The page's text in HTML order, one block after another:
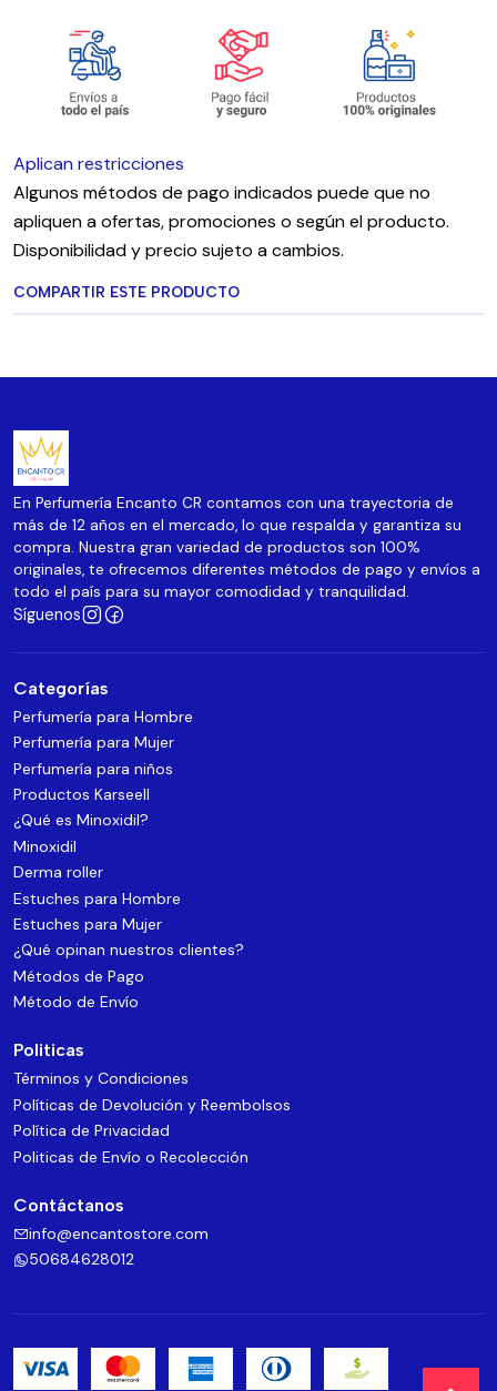
Aplican restricciones
Algunos métodos de pago indicados puede que no
apliquen a ofertas, promociones o según el producto.
Disponibilidad y precio sujeto a cambios.
COMPARTIR ESTE PRODUCTO
En Perfumería Encanto CR contamos con una trayectoria de
más de 12 años en el mercado, lo que respalda y garantiza su
compra. Nuestra gran variedad de productos son 100%
originales, te ofrecemos diferentes métodos de pago y envíos a
todo el país para su mayor comodidad y tranquilidad.
Síguenos
Categorías
Perfumería para Hombre
Perfumería para Mujer
Perfumería para niños
Productos Karseell
¿Qué es Minoxidil?
Minoxidil
Derma roller
Estuches para Hombre
Estuches para Mujer
¿Qué opinan nuestros clientes?
Métodos de Pago
Método de Envío
Politicas
Términos y Condiciones
Políticas de Devolución y Reembolsos
Política de Privacidad
Politicas de Envío o Recolección
Contáctanos
info@encantostore.com
50684628012